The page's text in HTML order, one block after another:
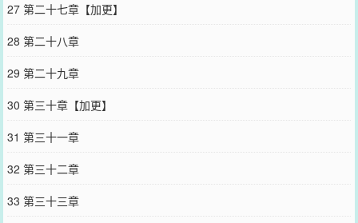
27 第二十七章【加更】
28 第二十八章
29 第二十九章
30 第三十章【加更】
31 第三十一章
32 第三十二章
33 第三十三章